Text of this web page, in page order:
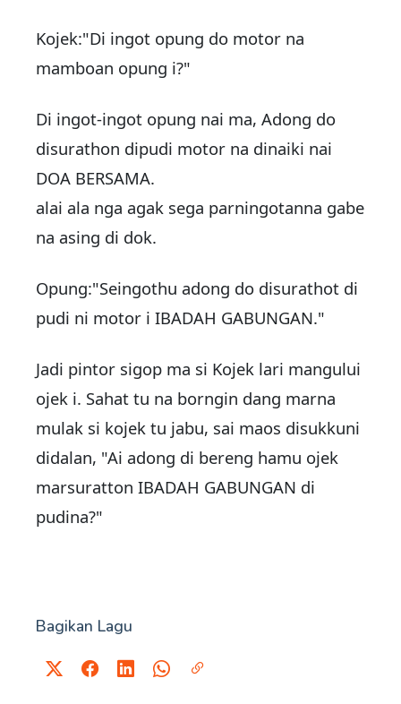
Kojek:"Di ingot opung do motor na
mamboan opung i?"
Di ingot-ingot opung nai ma, Adong do
disurathon dipudi motor na dinaiki nai
DOA BERSAMA.
alai ala nga agak sega parningotanna gabe
na asing di dok.
Opung:"Seingothu adong do disurathot di
pudi ni motor i IBADAH GABUNGAN."
Jadi pintor sigop ma si Kojek lari mangului
ojek i. Sahat tu na borngin dang marna
mulak si kojek tu jabu, sai maos disukkuni
didalan, "Ai adong di bereng hamu ojek
marsuratton IBADAH GABUNGAN di
pudina?"
Bagikan Lagu